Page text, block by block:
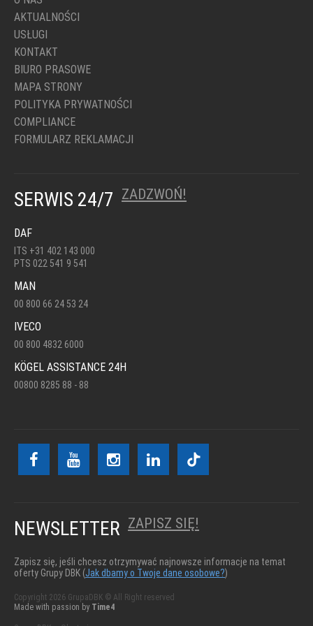
AKTUALNOŚCI
USŁUGI
KONTAKT
BIURO PRASOWE
MAPA STRONY
POLITYKA PRYWATNOŚCI
COMPLIANCE
FORMULARZ REKLAMACJI
SERWIS 24/7 ZADZWOŃ!
DAF
ITS +31 402 143 000
PTS 022 541 9 541
MAN
00 800 66 24 53 24
IVECO
00 800 4832 6000
KÖGEL ASSISTANCE 24H
00800 8285 88 - 88
NEWSLETTER ZAPISZ SIĘ!
Zapisz się, jeśli chcesz otrzymywać najnowsze informacje na temat
oferty Grupy DBK (Jak dbamy o Twoje dane osobowe?)
Copyright 2026 GrupaDBK © All Right reserved
Made with passion by Time4